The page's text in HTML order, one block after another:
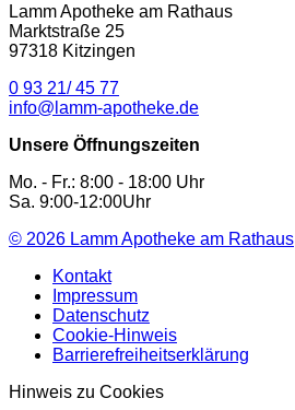
Lamm Apotheke am Rathaus
Marktstraße 25
97318 Kitzingen
0 93 21/ 45 77
info@lamm-apotheke.de
Unsere Öffnungszeiten
Mo. - Fr.: 8:00 - 18:00 Uhr
Sa. 9:00-12:00Uhr
© 2026 Lamm Apotheke am Rathaus
Kontakt
Impressum
Datenschutz
Cookie-Hinweis
Barrierefreiheitserklärung
Hinweis zu Cookies